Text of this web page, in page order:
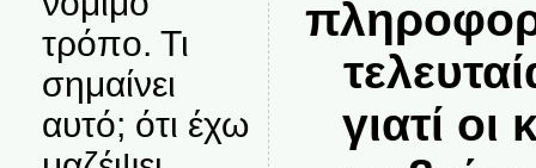
τρόπο. Τι
σημαίνει
αυτό; ότι έχω
γιατί οι